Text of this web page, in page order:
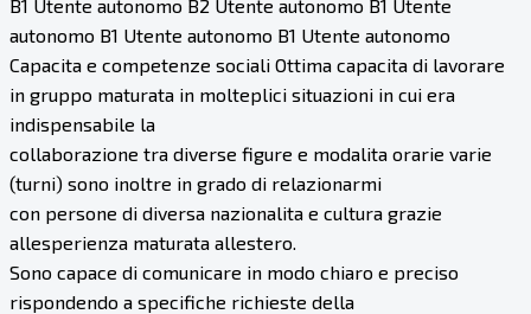
B1 Utente autonomo B2 Utente autonomo B1 Utente
autonomo B1 Utente autonomo B1 Utente autonomo
Capacita e competenze sociali Ottima capacita di lavorare
in gruppo maturata in molteplici situazioni in cui era
indispensabile la
collaborazione tra diverse figure e modalita orarie varie
(turni) sono inoltre in grado di relazionarmi
con persone di diversa nazionalita e cultura grazie
allesperienza maturata allestero.
Sono capace di comunicare in modo chiaro e preciso
rispondendo a specifiche richieste della